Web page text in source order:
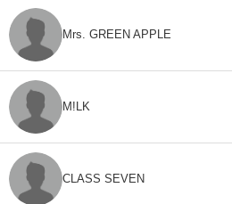
Mrs. GREEN APPLE
M!LK
CLASS SEVEN